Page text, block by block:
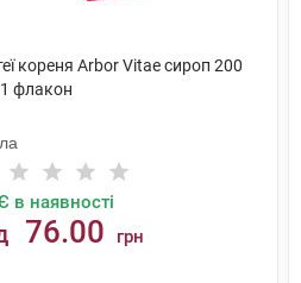
кореня Arbor Vitae сироп 200
флакон
в наявності
76.00 грн